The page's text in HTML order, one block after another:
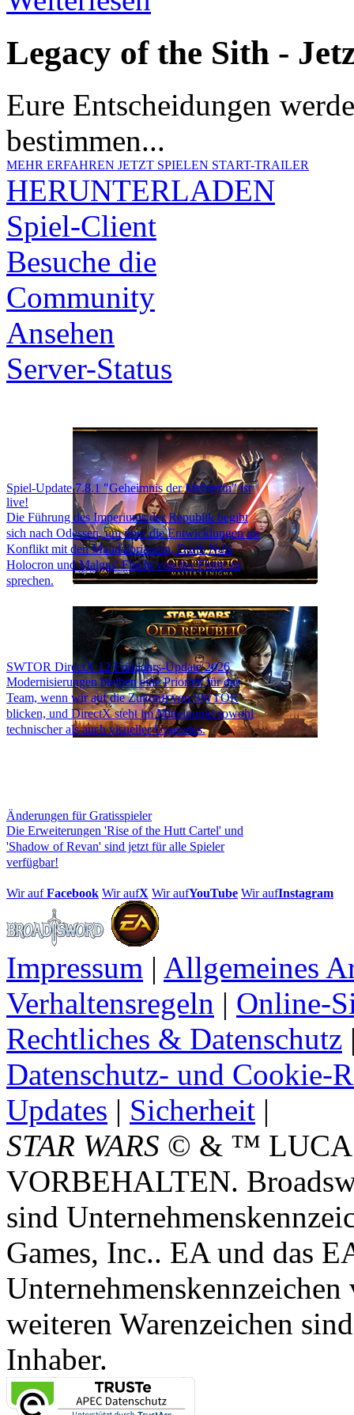
Legacy of the Sith -
Eure Entscheidungen
bestimmen...
MEHR ERFAHREN JETZT SPIELEN START-TRAILER
HERUNTERLADEN
Spiel-Client
Besuche die
Community
Ansehen
Server-Status
Spiel-Update 7.8.1 "Geheimnis der Meisterin" ist
live!
Die Führung des Imperiums/der Republik begibt
sich nach Odessen, um über die Entwicklungen im
Konflikt mit den Mandalorianern, Darth Nuls
Holocron und Malgus' Flucht von der Flotte zu
sprechen.
SWTOR DirectX 12 Frühjahrs-Update 2026
Modernisierungen bleiben eine Priorität für das
Team, wenn wir auf die Zukunft von SWTOR
blicken, und DirectX steht im Mittelpunkt sowohl
technischer als auch visueller Upgrades.
Änderungen für Gratisspieler
Die Erweiterungen 'Rise of the Hutt Cartel' und
'Shadow of Revan' sind jetzt für alle Spieler
verfügbar!
Wir aufFacebook Wir aufX Wir aufYouTube Wir aufInstagram
Impressum | Allgemeines
Verhaltensregeln | Online-
Rechtliches & Datenschutz
Datenschutz- und Cookie-
Updates | Sicherheit |
STAR WARS © & ™
VORBEHALTEN.
sind
Games, Inc.. EA und das
weiteren Warenzeichen
Inhaber.